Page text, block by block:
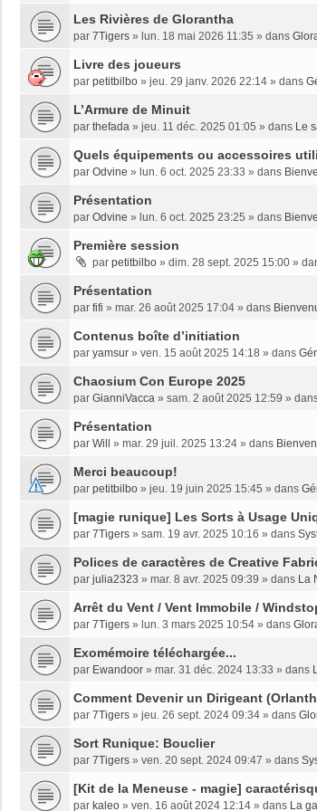
Les Rivières de Glorantha
par 7Tigers » lun. 18 mai 2026 11:35 » dans
Livre des joueurs
par petitbilbo » jeu. 29 janv. 2026 22:14 » dans
L’Armure de Minuit
par thefada » jeu. 11 déc. 2025 01:05 » dans Le
Quels équipements ou accessoires
par Odvine » lun. 6 oct. 2025 23:33 » dans
Présentation
par Odvine » lun. 6 oct. 2025 23:25 » dans
Première session
par petitbilbo » dim. 28 sept. 2025 15:00 »
Présentation
par fifi » mar. 26 août 2025 17:04 » dans
Contenus boîte d’initiation
par yamsur » ven. 15 août 2025 14:18 » dans
Chaosium Con Europe 2025
par GianniVacca » sam. 2 août 2025 12:59 »
Présentation
par Will » mar. 29 juil. 2025 13:24 » dans
Merci beaucoup!
par petitbilbo » jeu. 19 juin 2025 15:45 » dans
[magie runique] Les Sorts à Usage
par 7Tigers » sam. 19 avr. 2025 10:16 » dans
Polices de caractères de Creative
par julia2323 » mar. 8 avr. 2025 09:39 » dans La
Arrêt du Vent / Vent Immobile /
par 7Tigers » lun. 3 mars 2025 10:54 » dans
Exomémoire téléchargée...
par Ewandoor » mar. 31 déc. 2024 13:33 » dans
Comment Devenir un Dirigeant
par 7Tigers » jeu. 26 sept. 2024 09:34 » dans
Sort Runique: Bouclier
par 7Tigers » ven. 20 sept. 2024 09:47 » dans
[Kit de la Meneuse - magie]
par kaleo » ven. 16 août 2024 12:14 » dans La